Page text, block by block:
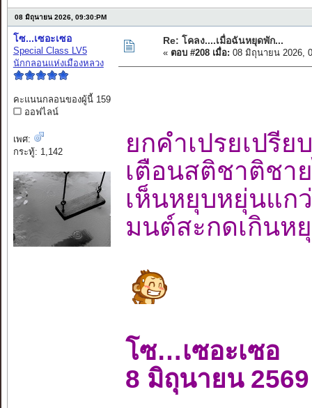
08 มิถุนายน 2026, 09:30:PM
โซ...เซอะเซอ
Special Class LV5
นักกลอนแห่งเมืองหลวง
คะแนนกลอนของผู้นี้ 159
ออฟไลน์
เพศ:
กระทู้: 1,142
Re: โคลง....เมื่อฉันหยุดพัก...
« ตอบ #208 เมื่อ: 08 มิถุนายน 2026,
ยกคำเปรยเปรี
เตือนสติชาติช
เห็นหยุบหยุ่นแ
มนต์สะกดเกิน
โซ…เซอะเซอ
8 มิถุนายน 2569